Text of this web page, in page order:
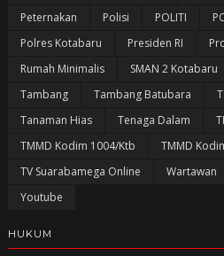
Peternakan
Polisi POLITI
Polres Kotabaru
Presiden RI
Rumah Minimalis
SMAN 2 Kotabaru
Tambang
Tambang Batubara
Tanaman Hias
Tenaga Dalam
TMMD Kodim 1004/Ktb
TMMD
TV Suarabamega Online
Wartawan
Youtube
HUKUM